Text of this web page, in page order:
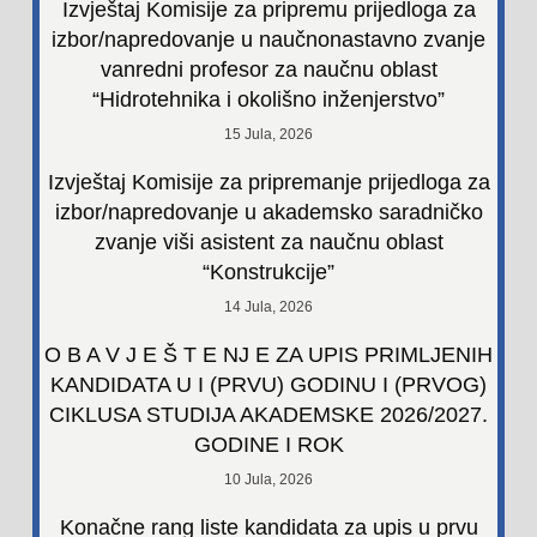
Izvještaj Komisije za pripremu prijedloga za
izbor/napredovanje u naučnonastavno zvanje
vanredni profesor za naučnu oblast
“Hidrotehnika i okolišno inženjerstvo”
15 Jula, 2026
Izvještaj Komisije za pripremanje prijedloga za
izbor/napredovanje u akademsko saradničko
zvanje viši asistent za naučnu oblast
“Konstrukcije”
14 Jula, 2026
O B A V J E Š T E NJ E ZA UPIS PRIMLJENIH
KANDIDATA U I (PRVU) GODINU I (PRVOG)
CIKLUSA STUDIJA AKADEMSKE 2026/2027.
GODINE I ROK
10 Jula, 2026
Konačne rang liste kandidata za upis u prvu